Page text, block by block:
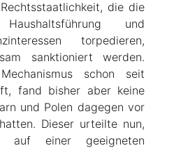
die die
und
torpedieren,
sanktioniert werden.
schon seit
fand bisher aber keine
und Polen dagegen vor
Dieser urteilte nun,
auf einer geeigneten